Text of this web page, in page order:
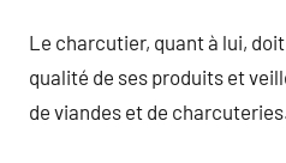
Le charcutier, quant à lui,
qualité de ses produits et
de viandes et de